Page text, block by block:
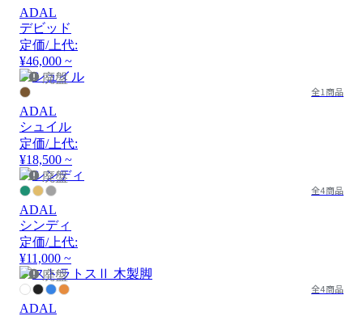
ADAL
デビッド
定価/上代:
¥46,000 ~
廃盤
全1商品
ADAL
シュイル
定価/上代:
¥18,500 ~
廃盤
全4商品
ADAL
シンディ
定価/上代:
¥11,000 ~
廃盤
全4商品
ADAL